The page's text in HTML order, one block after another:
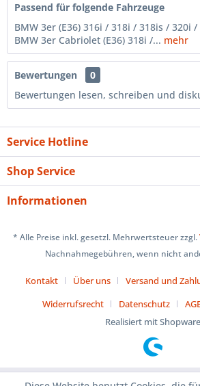
Passend für folgende Fahrzeuge
BMW 3er (E36) 316i / 318i / 318is / 320i
BMW 3er Cabriolet (E36) 318i /... mehr
Bewertungen
0
Bewertungen lesen, schreiben und
Service Hotline
Shop Service
Informationen
* Alle Preise inkl. gesetzl. Mehrwertsteuer zzgl.
Nachnahmegebühren, wenn nicht
Kontakt Über uns
Versand und
Widerrufsrecht
Datenschutz
Realisiert mit Shopware